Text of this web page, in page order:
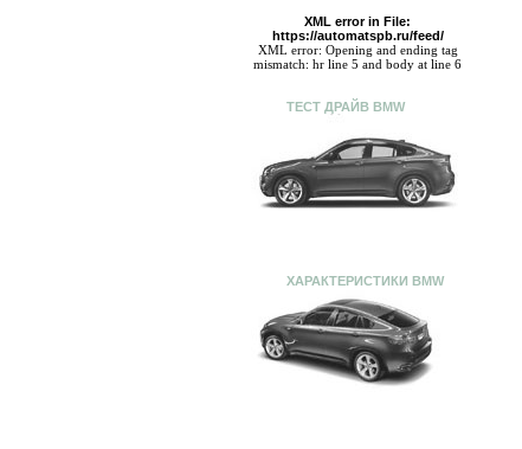
XML error in File:
https://automatspb.ru/feed/
XML error: Opening and ending tag
mismatch: hr line 5 and body at line 6
ТЕСТ ДРАЙВ BMW
ХАРАКТЕРИСТИКИ BMW